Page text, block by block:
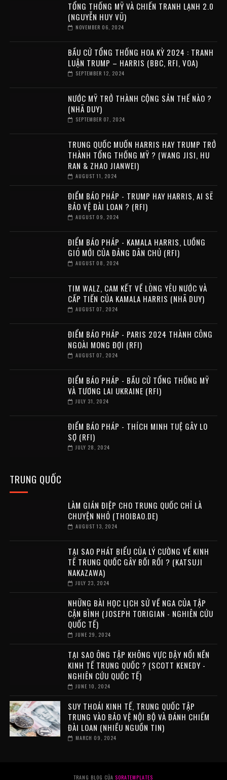
TỔNG THỐNG MỸ VÀ CHIẾN TRANH LẠNH 2.0
(NGUYỄN HUY VŨ)
NOVEMBER 06, 2024
BẦU CỬ TỔNG THỐNG HOA KỲ 2024 : TRANH
LUẬN TRUMP – HARRIS (BBC, RFI, VOA)
SEPTEMBER 12, 2024
NƯỚC MỸ TRỞ THÀNH CỘNG SẢN THẾ NÀO ?
(NHÃ DUY)
SEPTEMBER 07, 2024
TRUNG QUỐC MUỐN HARRIS HAY TRUMP TRỞ
THÀNH TỔNG THỐNG MỸ ? (WANG JISI, HU
RAN & ZHAO JIANWEI)
AUGUST 11, 2024
ĐIỂM BÁO PHÁP - TRUMP HAY HARRIS, AI SẼ
BẢO VỆ ĐÀI LOAN ? (RFI)
AUGUST 09, 2024
ĐIỂM BÁO PHÁP - KAMALA HARRIS, LUỒNG
GIÓ MỚI CỦA ĐẢNG DÂN CHỦ (RFI)
AUGUST 08, 2024
TIM WALZ, CAM KẾT VỀ LÒNG YÊU NƯỚC VÀ
CẤP TIẾN CỦA KAMALA HARRIS (NHÃ DUY)
AUGUST 07, 2024
ĐIỂM BÁO PHÁP - PARIS 2024 THÀNH CÔNG
NGOÀI MONG ĐỢI (RFI)
AUGUST 07, 2024
ĐIỂM BÁO PHÁP - BẦU CỬ TỔNG THỐNG MỸ
VÀ TƯƠNG LAI UKRAINE (RFI)
JULY 31, 2024
ĐIỂM BÁO PHÁP - THÍCH MINH TUỆ GÂY LO
SỢ (RFI)
JULY 28, 2024
TRUNG QUỐC
LÀM GIÁN ĐIỆP CHO TRUNG QUỐC CHỈ LÀ
CHUYỆN NHỎ (THOIBAO.DE)
AUGUST 13, 2024
TẠI SAO PHÁT BIỂU CỦA LÝ CƯỜNG VỀ KINH
TẾ TRUNG QUỐC GÂY BỐI RỐI ? (KATSUJI
NAKAZAWA)
JULY 23, 2024
NHỮNG BÀI HỌC LỊCH SỬ VỀ NGA CỦA TẬP
CẬN BÌNH (JOSEPH TORIGIAN - NGHIÊN CỨU
QUỐC TẾ)
JUNE 29, 2024
TẠI SAO ÔNG TẬP KHÔNG VỰC DẬY NỔI NỀN
KINH TẾ TRUNG QUỐC ? (SCOTT KENEDY -
NGHIÊN CỨU QUỐC TẾ)
JUNE 10, 2024
SUY THOÁI KINH TẾ, TRUNG QUỐC TẬP
TRUNG VÀO BẢO VỆ NỘI BỘ VÀ ĐÁNH CHIẾM
ĐÀI LOAN (NHIỀU NGUỒN TIN)
MARCH 09, 2024
TRANG BLOG CỦA SORATEMPLATES